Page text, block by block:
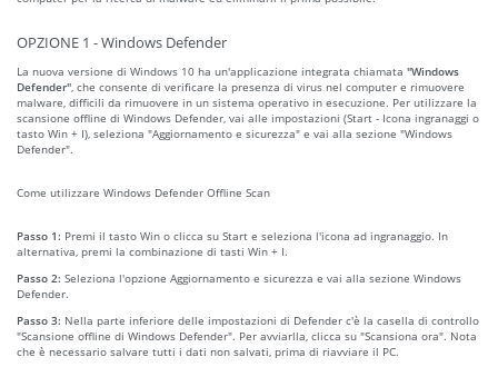
OPZIONE 1 - Windows Defender
La nuova versione di Windows 10 ha un'applicazione integrata chiamata "Windows
Defender" , che consente di verificare la presenza di virus nel computer e rimuovere
malware, difficili da rimuovere in un sistema operativo in esecuzione. Per utilizzare la
scansione offline di Windows Defender, vai alle impostazioni (Start - Icona ingranaggi o
tasto Win + I), seleziona "Aggiornamento e sicurezza" e vai alla sezione "Windows
Defender".
Come utilizzare Windows Defender Offline Scan
Passo 1: Premi il tasto Win o clicca su Start e seleziona l'icona ad ingranaggio. In
alternativa, premi la combinazione di tasti Win + I.
Passo 2: Seleziona l'opzione Aggiornamento e sicurezza e vai alla sezione Windows
Defender.
Passo 3: Nella parte inferiore delle impostazioni di Defender c'è la casella di controllo
"Scansione offline di Windows Defender". Per avviarlla, clicca su "Scansiona ora". Nota
che è necessario salvare tutti i dati non salvati, prima di riavviare il PC.